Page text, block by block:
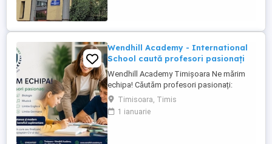
Wendhill Academy - International
School caută profesori pasionați
Wendhill Academy Timișoara Ne mărim
echipa! Căutăm profesori pasionați:
Limba Română Matematică Istorie Fizică
Biologie Muzică Limba Engleză Limba
Germană Oferim: Mediu prietenos și
Timisoara, Timis
1 ianuarie